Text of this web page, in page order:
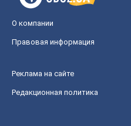
О компании
Правовая информация
Реклама на сайте
Редакционная политика